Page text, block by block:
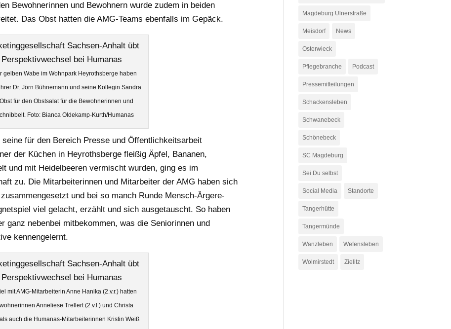
Bewohnerinnen und Bewohnern wurde zudem in beiden
Das Obst hatten die AMG-Teams ebenfalls im Gepäck.
gelben Wabe im Wohnpark Heyrothsberge haben
Dr. Jörn Bühnemann und seine Kollegin Sandra
für den Obstsalat für die Bewohnerinnen und
Foto: Bianca Oldekamp-Kurth/Humanas
für den Bereich Presse und Öffentlichkeitsarbeit
der Küchen in Heyrothsberge fleißig Äpfel, Bananen,
und mit Heidelbeeren vermischt wurden, ging es im
zu. Die Mitarbeiterinnen und Mitarbeiter der AMG haben sich
und bei so manch Runde Mensch-Ärgere-
viel gelacht, erzählt und sich ausgetauscht. So haben
ganz nebenbei mitbekommen, was die Seniorinnen und
kennengelernt.
mit AMG-Mitarbeiterin Anne Hanika (2.v.r.) hatten
Anneliese Trellert (2.v.l.) und Christa
auch die Humanas-Mitarbeiterinnen Kristin Weiß
Magdeburg Ulnerstraße
Meisdorf News
Osterwieck
Pflegebranche Podcast
Pressemitteilungen
Schackensleben
Schwanebeck
Schönebeck
SC Magdeburg
Sei Du selbst
Social Media Standorte
Tangerhütte
Tangermünde
Wanzleben Wefensleben
Wolmirstedt Zielitz